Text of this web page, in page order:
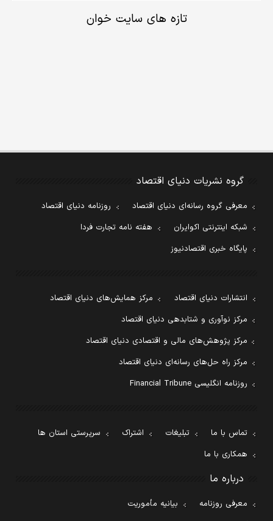
تازه های سایت خوان
گروه نشریات دنیای اقتصاد
معرفی گروه رسانه‌ای دنیای اقتصاد
روزنامه دنیای اقتصاد
شبکه اینترنتی اکوایران
هفته نامه تجارت فردا
پایگاه خبری اقتصادنیوز
انتشارات دنیای اقتصاد
مرکز همایش‌های دنیای اقتصاد
مرکز نوآوری و شتابدهی دنیای اقتصاد
مرکز پژوهش‌های مالی و اقتصادی دنیای اقتصاد
مرکز راه حل‌های رسانه‌ای دنیای اقتصاد
روزنامه انگلیسی Financial Tribune
تماس با ما تبلیغات اشتراک
سرپرستی استان ها
همکاری با ما
درباره ما
معرفی روزنامه
بیانیه مأموریت